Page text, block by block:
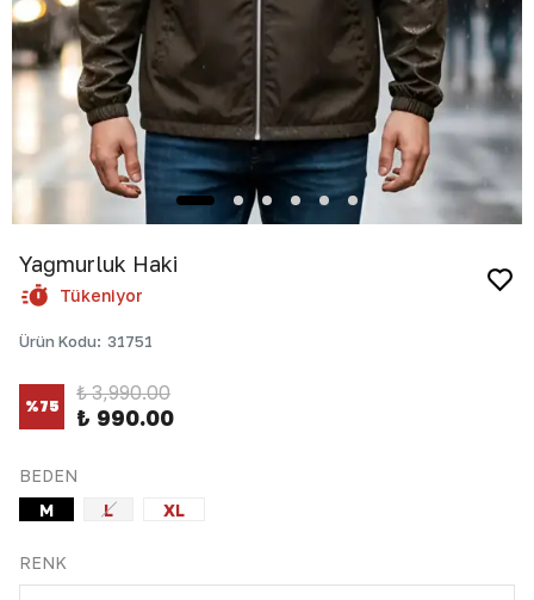
Yağmurluk Haki
Tükeniyor
Ürün Kodu: 31751
%75
₺ 3,990.00
₺ 990.00
BEDEN
M
L XL
RENK